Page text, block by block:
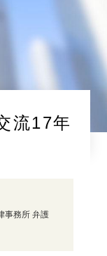
流17年
務所 弁護